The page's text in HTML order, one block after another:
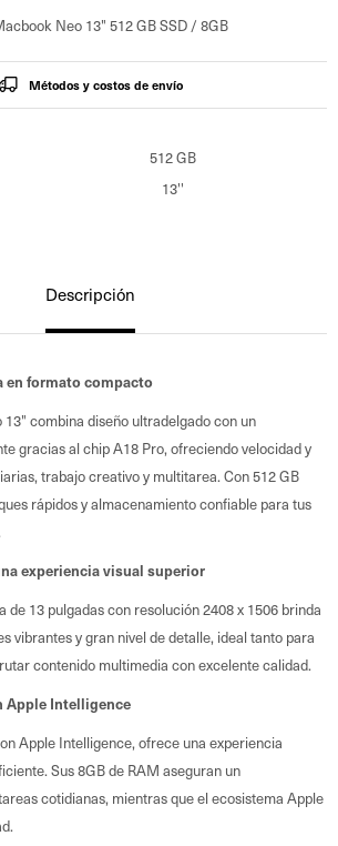
Neo 13" 512 GB SSD / 8GB
Métodos y costos de envío
512 GB
13''
Descripción
en formato compacto
combina diseño ultradelgado con un
gracias al chip A18 Pro, ofreciendo velocidad y
trabajo creativo y multitarea. Con 512 GB
rápidos y almacenamiento confiable para tus
experiencia visual superior
de 13 pulgadas con resolución 2408 x 1506 brinda
vibrantes y gran nivel de detalle, ideal tanto para
contenido multimedia con excelente calidad.
Apple Intelligence
Apple Intelligence, ofrece una experiencia
Sus 8GB de RAM aseguran un
cotidianas, mientras que el ecosistema Apple